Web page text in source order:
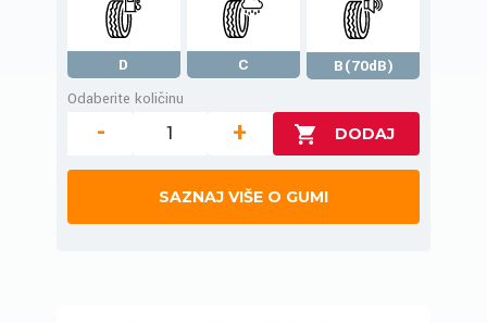
D C
B(70dB)
Odaberite količinu
- +
SAZNAJ VIŠE O GUMI